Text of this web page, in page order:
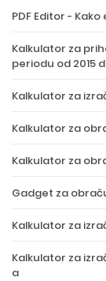
PDF Editor -
Kalkulator za
periodu od 2015
Kalkulator za
Kalkulator za
Kalkulator za
Gadget za
Kalkulator za
Kalkulator za
a